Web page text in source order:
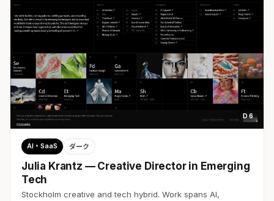
D 6
AI・SaaS ダーク
Julia Krantz — Creative Director in Emerging
Tech
Stockholm creative and tech hybrid. Work spans AI,